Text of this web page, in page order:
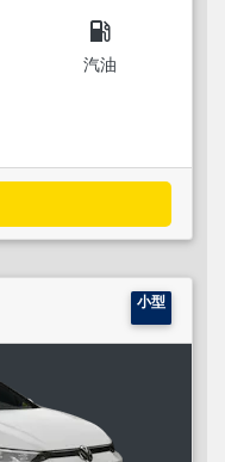
local_gas_station
汽油
小型